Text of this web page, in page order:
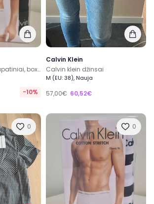
Calvin Klein vyriški apatiniai, boxeriai
-10%
Calvin Klein
Calvin klein džinsai
M (EU: 38), Nauja
57,00€ 60,52€
0 0